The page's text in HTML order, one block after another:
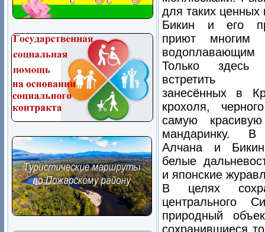
для таких ценных
Бикин и его
приют многим
Только
встретить
занесённых в
крохоля,
самую
мандаринку. В
Алчана и
белые
и японские
В целях
центрального
природный
сохранившиеся